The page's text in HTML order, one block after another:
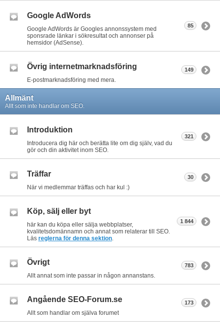
Google AdWords
Google AdWords är Googles annonssystem med
sponsrade länkar i sökresultat och annonser på
hemsidor (AdSense).
85
Övrig internetmarknadsföring
E-postmarknadsföring med mera.
149
Allmänt
Allt som inte handlar om SEO.
Introduktion
Introducera dig här och berätta lite om dig själv, vad du
gör och din aktivitet inom SEO.
321
Träffar
När vi medlemmar träffas och har kul :)
30
Köp, sälj eller byt
här kan du köpa eller sälja webbplatser,
kvalitetsdomännamn och annat som relaterar till SEO.
Läs reglerna för denna sektion
1 844
Övrigt
Allt annat som inte passar in någon annanstans.
783
Angående SEO-Forum.se
Allt som handlar om själva forumet
173